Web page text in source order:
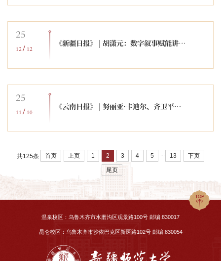
25
12/ 12
《新疆日报》 | 胡潇元：数字叙事赋能讲好中华民族共同体故事
25
11 / 10
《云南日报》 | 努丽亚·卡迪尔、齐卫平：民族团结是我国各族人民的生命线
共125条 首页 上页 1 2 3 4 5 ... 13 下页
尾页
温泉校区：乌鲁木齐市水磨沟区观景路100号 邮编:830017
昆仑校区：乌鲁木齐市沙依巴克区新医路102号 邮编:830054